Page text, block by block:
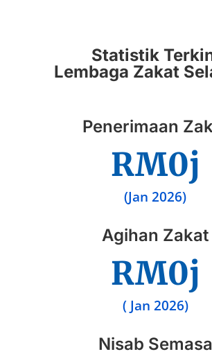
Statistik
Lembaga Zakat
Penerimaan
(Jan 2026)
RM0j
Agihan Zakat
( Jan 2026)
RM0j
Nisab Semasa